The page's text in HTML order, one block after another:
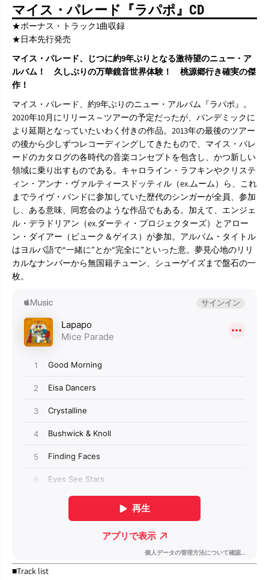
L
a
p
a
p
o
』
C
D
L
a
p
a
p
』
D
マイス・パレード『ラパポ』CD
★ボーナス・トラック1曲収録
★日本先行発売
マイス・パレード、じつに約9年ぶりとなる激待望のニュー・ア
ルバム！ 久しぶりの万華鏡音世界体験！ 桃源郷行き確実の傑
作！
マイス・パレード、約9年ぶりのニュー・アルバム『ラパポ』。
2020年10月にリリース～ツアーの予定だったが、パンデミックに
より延期となっていたいわく付きの作品。2013年の最後のツアー
の後から少しずつレコーディングしてきたもので、マイス・パレ
ードのカタログの各時代の音楽コンセプトを包含し、かつ新しい
領域に乗り出すものである。キャロライン・ラフキンやクリステ
ィン・アンナ・ヴァルティースドッティル（ex.ムーム）ら、これ
までライヴ・バンドに参加していた歴代のシンガーが全員、参加
し、ある意味、同窓会のような作品でもある。加えて、エンジェ
ル・デラドリアン（ex.ダーティ・プロジェクターズ）とアロー
ン・ダイアー（ビューク＆ゲイス）が参加。アルバム・タイトル
はヨルバ語で“一緒に”とか“完全に”といった意。夢見心地のリリ
カルなナンバーから無国籍チューン、シューゲイズまで盤石の一
枚。
■Track list